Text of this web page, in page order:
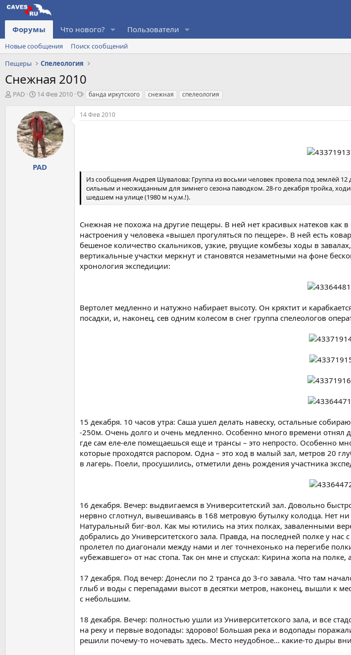
Форумы Что нового? Пользователи
Новые сообщения
Поиск сообщений
Пещеры
Спелеология
Снежная 2010
А
PAD
Д
т
а
н
а
ч
а
л
14 Фев 2010
Т
г
и
банда иркутского снежная спелеология
PAD
14 Фев 2010
Из сообщения Андрея Шувалова: Группа из восьми человек провела под землёй
сильным и неожиданным для зимнего сезона паводком. 28-го декабря тройка,
шедшем на улице (1980 м н.у.м.!).
Снежная не похожа на другие пещеры. В ней нет красивых натеков
настроения у человека «вышел прогуляться по пещере». В ней есть
бешеное количество скальников, узкие, рвущие комбезы ходы в
вертикальные участки меркнут и становятся незаметными на фоне
хронология экспедиции:
Вертолет медленно и натужно набирает высоту. Он кряхтит и
посадки, и, наконец, сев одним колесом в снег группа спелеологов
15 декабря. 10 часов утра: Саша ушел делать навеску, остальные
-250м. Очень долго и очень медленно. Особенно много времени отнял
где сам еле-еле помещаешься еще и трансы – это непросто. Особенно
которые проходятся распором. Одна – это ход в малый зал, метров 20
в лагерь. Поели, просушились, отметили день рождения участника
16 декабря. Вечер: выдвигаемся в Университетский зал. Довольно
нервно сглотнул, вывешиваясь в 168 метровую бутылку колодца. Нет
Натуральный биг-вол. Как мы ютились на этих полках, заваленными
добрались до Университетского зала. Правда, на последней полке у
пролетел по диагонали между нами и лег точнехонько на перегибе
«убежавшего» от нас стопа. Так он мне и спускал: Кирина жопа на
17 декабря. Под вечер: Донесли по 2 транса до 3-го завала. Что там
глыб и воды с перепадами высот в десятки метров, наконец, вышли к
с небольшим.
18 декабря. Вечер: полностью ушли из Университетского зала, и все
на реку и первые водопады: здорово! Большая река и водопады
решили почему-то ночевать здесь. Место неудобное... какие-то дыры